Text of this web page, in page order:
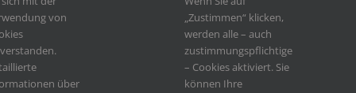
von
über
„Zustimmen“ klicken,
werden alle – auch
zustimmungspflichtige
– Cookies aktiviert. Sie
können Ihre